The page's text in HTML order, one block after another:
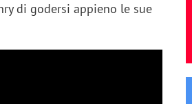
di godersi appieno le sue